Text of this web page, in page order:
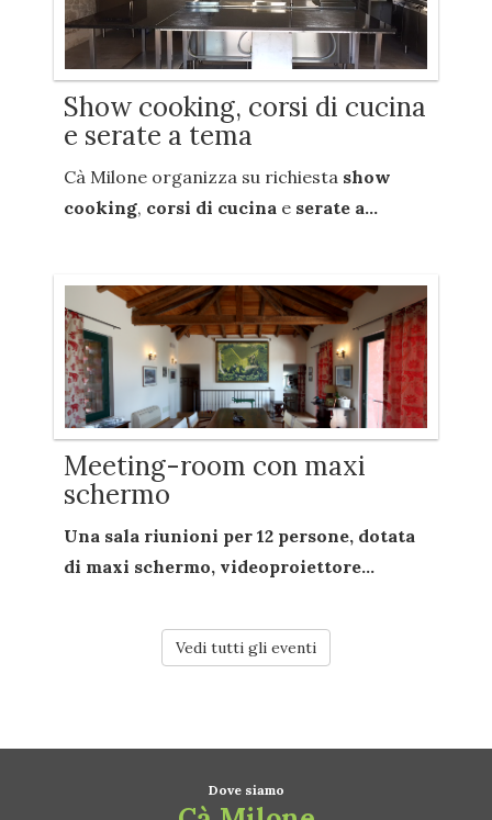
Show cooking, corsi di cucina
e serate a tema
Cà Milone organizza su richiesta show
cooking, corsi di cucina e serate a...
Meeting-room con maxi
schermo
Una sala riunioni per 12 persone, dotata
di maxi schermo, videoproiettore...
Vedi tutti gli eventi
Dove siamo